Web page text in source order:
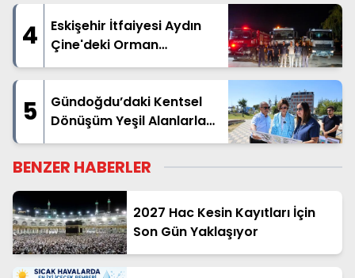
4
Eskişehir İtfaiyesi Aydın
Çine'deki Orman
Yangınına Destek İçin Yola
5
Gündoğdu’daki Kentsel
Dönüşüm Yeşil Alanlarla
Destekleniyor
BENZER HABERLER
2027 Hac Kesin Kayıtları İçin
Son Gün Yaklaşıyor